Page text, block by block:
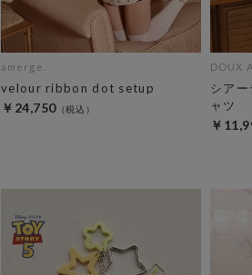
amerge.
velour ribbon dot setup
￥24,750
DOUX
シア
ャツ
￥